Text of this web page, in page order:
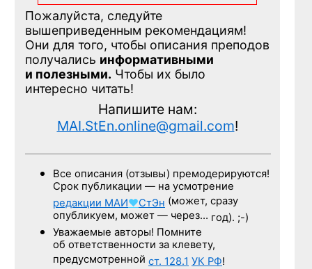
Пожалуйста, следуйте
вышеприведенным рекомендациям!
Они для того, чтобы описания преподов
получались информативными
и полезными. Чтобы их было
интересно читать!
Напишите нам:
MAI.StEn.online@gmail.com!
Все описания (отзывы) премодерируются!
Срок публикации — на усмотрение
редакции МАИ♥СтЭн (может, сразу
опубликуем, может — через… год). ;-)
Уважаемые авторы! Помните
об ответственности за клевету,
предусмотренной ст. 128.1 УК РФ!